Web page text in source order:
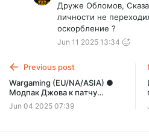
Друже Обломов,
личности не
оскорбление ?
Jun 11 2025 13:34
Previous post
Wargaming (EU/NA/ASIA) ●
Модпак Джова к патчу
1.29.0.0 ● Базовая Версия от
5 июня
Jun 04 2025 07:39